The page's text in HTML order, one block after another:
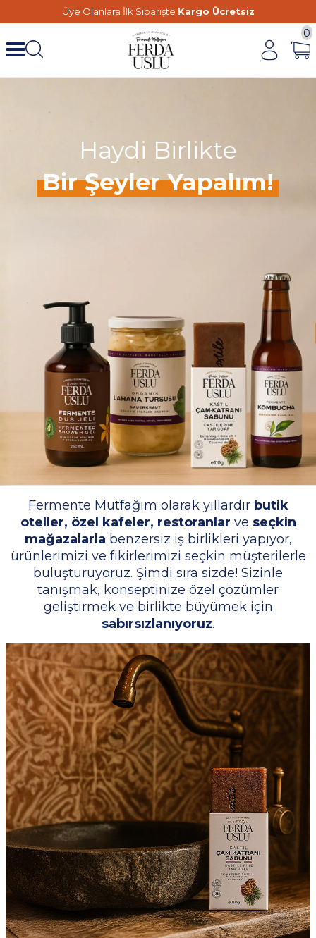
Üye Olanlara İlk Siparişte Kargo Ücretsiz
0
Haydi Birlikte
Bir Şeyler Yapalım!
Fermente Mutfağım olarak yıllardır butik
oteller, özel kafeler, restoranlar ve seçkin
mağazalarla benzersiz iş birlikleri yapıyor,
ürünlerimizi ve fikirlerimizi seçkin müşterilerle
buluşturuyoruz. Şimdi sıra sizde! Sizinle
tanışmak, konseptinize özel çözümler
geliştirmek ve birlikte büyümek için
sabırsızlanıyoruz.